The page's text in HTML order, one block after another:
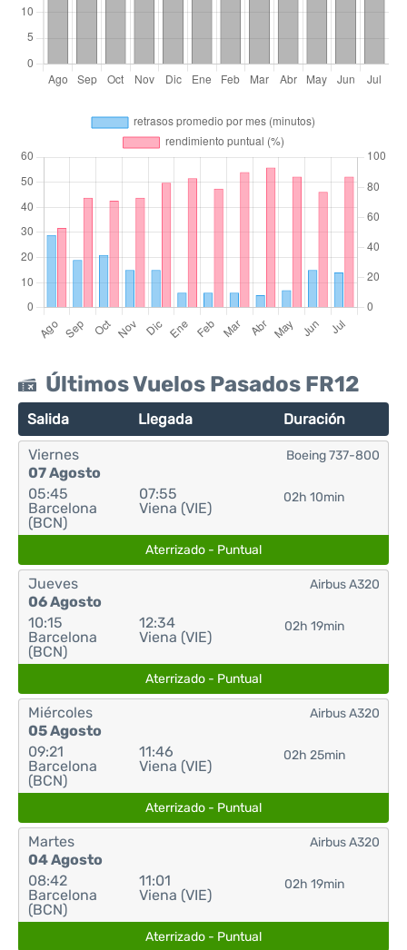
Últimos Vuelos Pasados FR12
Salida Llegada Duración
Viernes
07 Agosto
05:45
Barcelona
(BCN)
07:55
Viena (VIE)
02h 10min
Boeing 737-800
Aterrizado - Puntual
Jueves
06 Agosto
10:15
Barcelona
(BCN)
12:34
Viena (VIE)
02h 19min
Airbus A320
Aterrizado - Puntual
Miércoles
05 Agosto
09:21
Barcelona
(BCN)
11:46
Viena (VIE)
02h 25min
Airbus A320
Aterrizado - Puntual
Martes
04 Agosto
08:42
Barcelona
(BCN)
11:01
Viena (VIE)
02h 19min
Airbus A320
Aterrizado - Puntual